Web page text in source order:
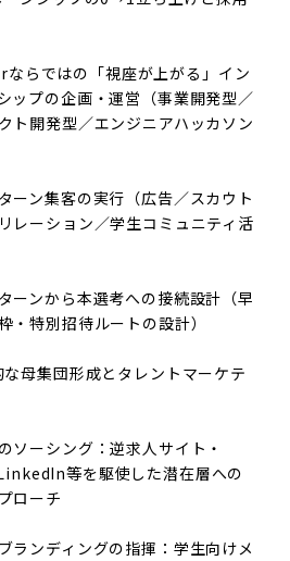
ならではの「視座が上がる」イン
ップの企画・運営（事業開発型／
ト開発型／エンジニアハッカソン
ーン集客の実行（広告／スカウト
レーション／学生コミュニティ活
ーンから本選考への接続設計（早
・特別招待ルートの設計）
な母集団形成とタレントマーケテ
ソーシング：逆求人サイト・
等を駆使した潜在層への
ローチ
ランディングの指揮：学生向けメ